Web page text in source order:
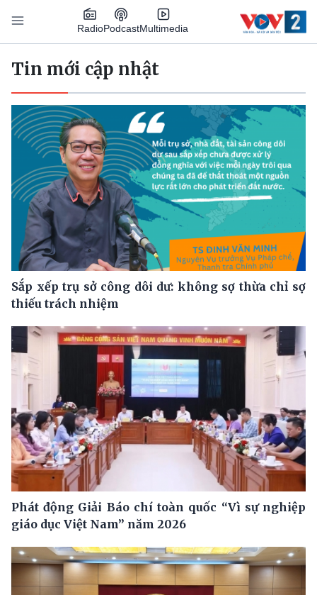
Nhảy đến nội dung
RadioPodcastMultimedia
Main navigation
Tin mới cập nhật
Sắp xếp trụ sở công dôi dư: không sợ thừa chỉ sợ
thiếu trách nhiệm
Phát động Giải Báo chí toàn quốc “Vì sự nghiệp
giáo dục Việt Nam” năm 2026